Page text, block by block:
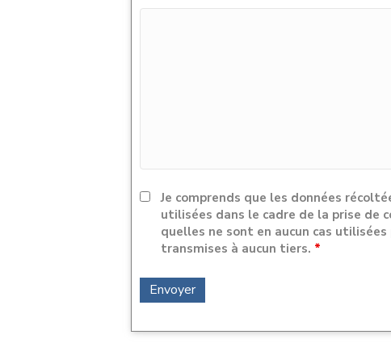
Je comprends que les données
utilisées dans le cadre de la prise de
quelles ne sont en aucun cas
transmises à aucun tiers. *